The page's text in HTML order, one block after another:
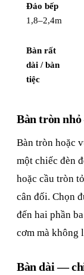
Đảo bếp
1,8–2,4m
Bàn rất
dài / bàn
tiệc
Bàn tròn
Bàn tròn hoặc
một chiếc đèn
hoặc cầu tròn
cân đối. Chọn
đến hai phần
cơm mà không
Bàn dài —